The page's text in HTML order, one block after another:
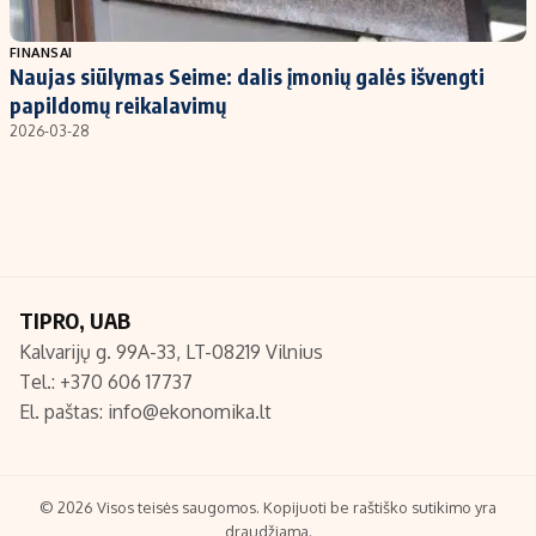
Populiarios temos
Investavimas
Akcijų rinka
Titulinis
Nedarbo išmokos skaičiuoklė
Redakcija
Turinio žymėjimo taisyklės
FINANSAI
Naujas siūlymas Seime: dalis įmonių galės išvengti
papildomų reikalavimų
2026-03-28
TIPRO, UAB
Kalvarijų g. 99A-33, LT-08219 Vilnius
Tel.: +370 606 17737
El. paštas: info@ekonomika.lt
© 2026 Visos teisės saugomos. Kopijuoti be raštiško sutikimo yra
draudžiama.